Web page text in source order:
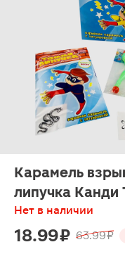
Карамель
липучка Канди
Нет в наличии
18.99 ₽ 63.99 ₽